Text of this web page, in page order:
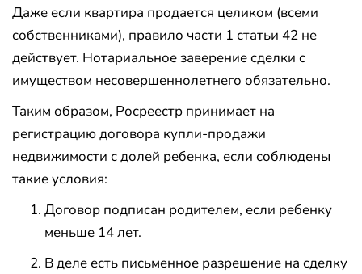
Даже если квартира продается целиком (всеми
собственниками), правило части 1 статьи 42 не
действует. Нотариальное заверение сделки с
имуществом несовершеннолетнего обязательно.
Таким образом, Росреестр принимает на
регистрацию договора купли-продажи
недвижимости с долей ребенка, если соблюдены
такие условия:
Договор подписан родителем, если ребенку
меньше 14 лет.
В деле есть письменное разрешение на сделку